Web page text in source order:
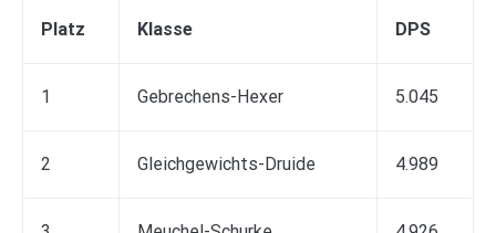
Platz Klasse DPS
1 Gebrechens-Hexer 5.045
2 Gleichgewichts-Druide 4.989